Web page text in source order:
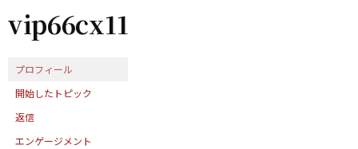
ム
vip66cx11
プロフィール
開始したトピック
返信
エンゲージメント